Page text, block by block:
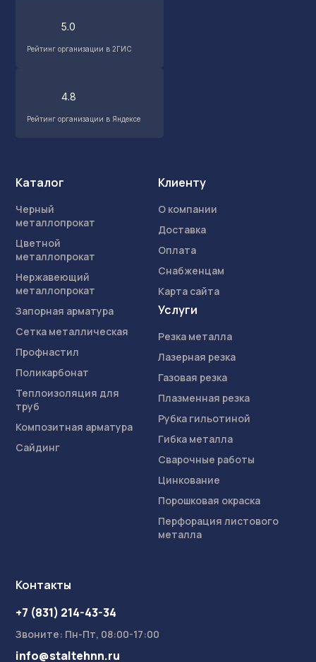
5.0
Рейтинг организации в 2ГИС
4.8
Рейтинг организации в Яндексе
Каталог
Черный
металлопрокат
Цветной
металлопрокат
Нержавеющий
металлопрокат
Запорная арматура
Сетка металлическая
Профнастил
Поликарбонат
Теплоизоляция для
труб
Композитная арматура
Сайдинг
Клиенту
О компании
Доставка
Оплата
Снабженцам
Карта сайта
Услуги
Резка металла
Лазерная резка
Газовая резка
Плазменная резка
Рубка гильотиной
Гибка металла
Сварочные работы
Цинкование
Порошковая окраска
Перфорация листового
металла
Контакты
+7 (831) 214-43-34
Звоните: Пн-Пт, 08:00-17:00
info@staltehnn.ru